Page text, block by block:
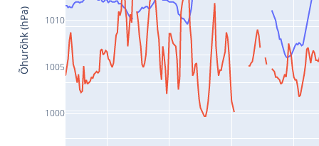
1000
1005
1010
Õhurõhk (hPa)